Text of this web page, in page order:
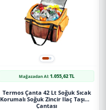
Mağazadan Al:1.055,62 TL
Termos Çanta 42 Lt Soğuk Sıcak
Korumalı Soğuk Zincir Ilaç Taşıma
Çantası